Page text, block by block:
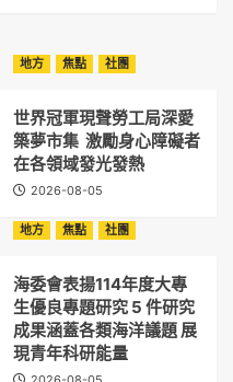
地方 焦點 社團
世界冠軍現聲勞工局深愛
築夢市集 激勵身心障礙者
在各領域發光發熱
2026-08-05
地方 焦點 社團
海委會表揚114年度大專
生優良專題研究 5 件研究
成果涵蓋各類海洋議題 展
現青年科研能量